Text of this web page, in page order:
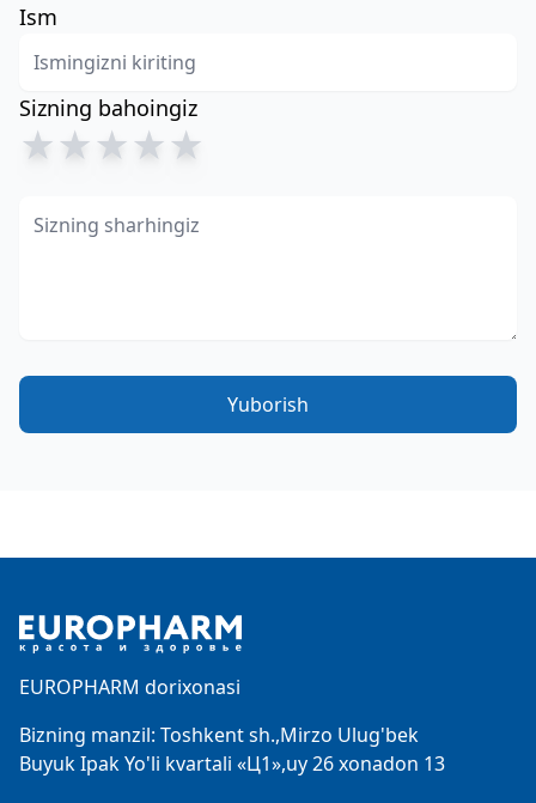
Ism
Sizning bahoingiz
★★★★★
Yuborish
EUROPHARM dorixonasi
Bizning manzil: Toshkent sh.,Mirzo Ulug'bek
Buyuk Ipak Yo'li kvartali «Ц1»,uy 26 xonadon 13